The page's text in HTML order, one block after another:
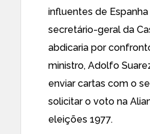
influentes de
secretário-geral da
abdicaria por
ministro, Adolfo
enviar cartas com o
solicitar o voto na
eleições 1977.